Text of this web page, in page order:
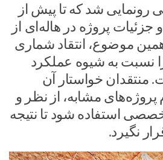
رونمایی شد که تا پیش از
جزئیات پروژه در هاله‌ای از
موضوع، انتقاد شماری
نسبت به شیوه عملکرد
منتقدان خواستار آن
پروژه‌های مشابه، از نظر و
استفاده شود تا نتیجه
نگیرد.